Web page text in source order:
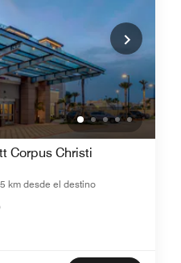
Corpus Christi
km desde el destino